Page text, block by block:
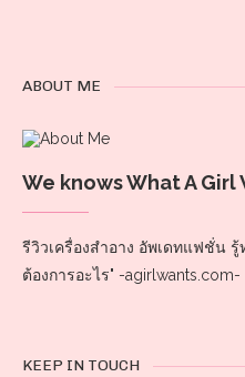
ABOUT ME
We knows What A Girl
รีวิวเครื่องสำอาง อัพเดทแฟชั่น
ต้องการอะไร" -agirlwants.com-
KEEP IN TOUCH